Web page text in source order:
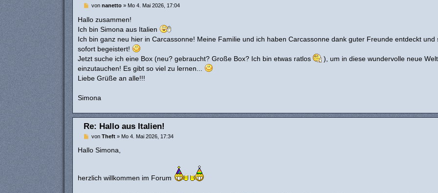
B
i
t
r
a
g
von nanetto» Mo 4. Mai 2026, 17:04
Hallo zusammen!
Ich bin Simona aus Italien
Ich bin ganz neu hier in Carcassonne! Meine Familie und ich haben Carcassonne dank guter Freunde entdeckt und
sofort begeistert!
Jetzt suche ich eine Box (neu? gebraucht? Große Box? Ich bin etwas ratlos
), um in diese wundervolle neue Welt
einzutauchen! Es gibt so viel zu lernen...
Liebe Grüße an alle!!!
Simona
Re: Hallo aus Italien!
B
i
von Theft» Mo 4. Mai 2026, 17:34
Hallo Simona,
herzlich willkommen im Forum